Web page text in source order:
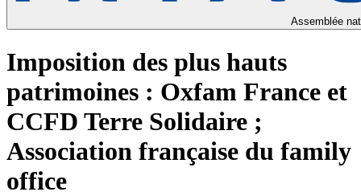
Assemblée
Imposition des plus hauts
patrimoines : Oxfam France et
CCFD Terre Solidaire ;
Association française du family
office